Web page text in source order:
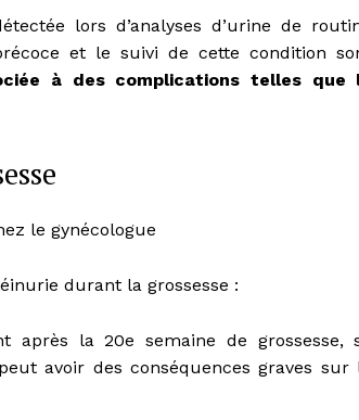
lors d’analyses d’urine de
et le suivi de cette condition
à des complications telles que
durant la grossesse :
après la 20e semaine de grossesse,
avoir des conséquences graves sur